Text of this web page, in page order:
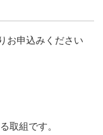
お申込みください
取組です。